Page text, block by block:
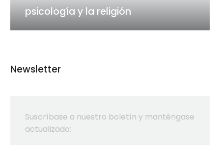
religión
psicología y la religión
Newsletter
Suscríbase a nuestro boletín y manténgase
actualizado: